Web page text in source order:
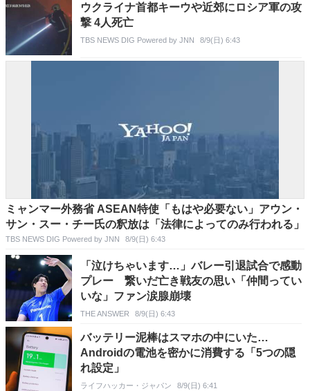
ウクライナ首都キーウや近郊にロシア軍の攻
撃 4人死亡
TBS NEWS DIG Powered by JNN 8/9(日) 6:43
ミャンマー外務省 ASEAN特使「もはや必要ない」アウン・
サン・スー・チー氏の釈放は「法律によってのみ行われる」
TBS NEWS DIG Powered by JNN 8/9(日) 6:43
「泣けちゃいます…」バレー引退試合で感動
プレー 繋いだ亡き戦友の思い「仲間ってい
いな」ファン涙腺崩壊
THE ANSWER 8/9(日) 6:43
バッテリー泥棒はスマホの中にいた…
Androidの電池を密かに消費する「5つの隠
れ設定」
ライフハッカー・ジャパン 8/9(日) 6:41